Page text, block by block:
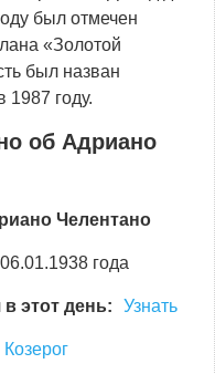
был отмечен
«Золотой
был назван
1987 году.
об Адриано
Челентано
06.01.1938 года
этот день: Узнать
Козерог